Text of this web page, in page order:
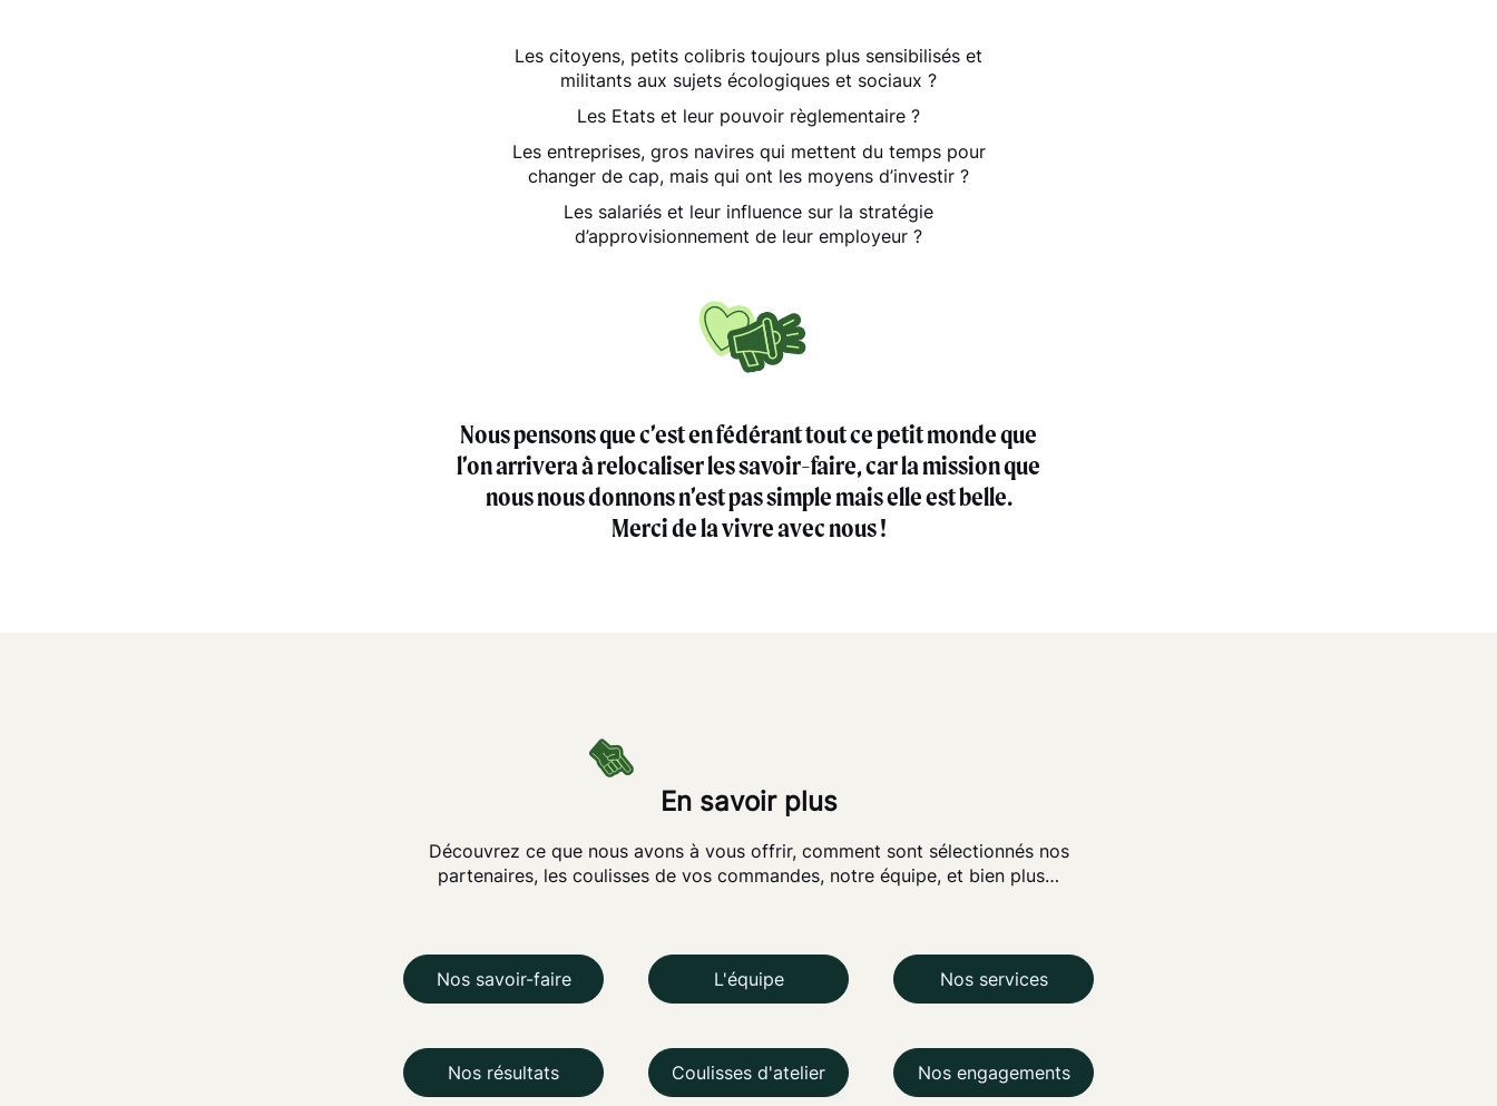
Les citoyens, petits colibris toujours plus sensibilisés et
militants aux sujets écologiques et sociaux ?
Les Etats et leur pouvoir règlementaire ?
Les entreprises, gros navires qui mettent du temps pour
changer de cap, mais qui ont les moyens d’investir ?
Les salariés et leur influence sur la stratégie
d’approvisionnement de leur employeur ?
Nous pensons que c’est en fédérant tout ce petit monde que
l’on arrivera à relocaliser les savoir-faire, car la mission que
nous nous donnons n’est pas simple mais elle est belle.
Merci de la vivre avec nous !
En savoir plus
Découvrez ce que nous avons à vous offrir, comment sont sélectionnés nos
partenaires, les coulisses de vos commandes, notre équipe, et bien plus…
Nos savoir-faire L'équipe Nos services
Nos résultats Coulisses d'atelier Nos engagements